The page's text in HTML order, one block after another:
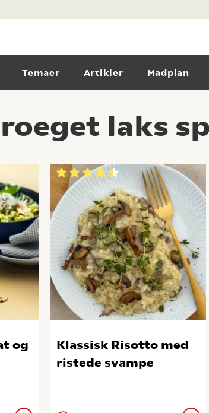
Temaer Artikler Madplan
laks
og
Klassisk Risotto med
ristede svampe